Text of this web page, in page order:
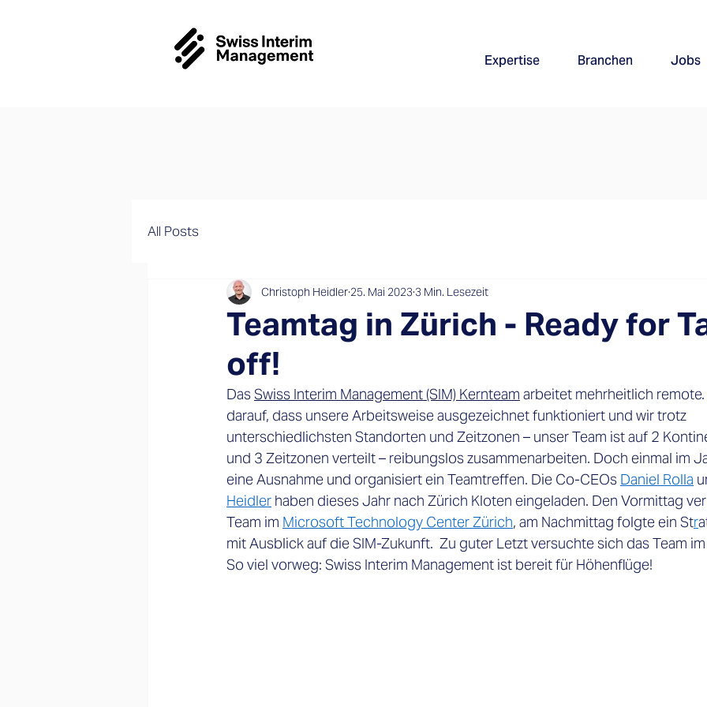
Expertise Branchen Jobs
All Posts
Teamtag in Zürich - Ready for
off!
Christoph Heidler 25. Mai 2023 3 Min. Lesezeit
Das Swiss Interim Management (SIM) Kernteam arbeitet mehrheitlich
darauf, dass unsere Arbeitsweise ausgezeichnet funktioniert und wir trotz
unterschiedlichsten Standorten und Zeitzonen – unser Team ist auf 2
und 3 Zeitzonen verteilt – reibungslos zusammenarbeiten. Doch einmal im
eine Ausnahme und organisiert ein Teamtreffen. Die Co-CEOs Daniel Rolla
Heidler haben dieses Jahr nach Zürich Kloten eingeladen. Den Vormittag
Team im Microsoft Technology Center Zürich, am Nachmittag folgte ein Str
mit Ausblick auf die SIM-Zukunft.  Zu guter Letzt versuchte sich das Team
So viel vorweg: Swiss Interim Management ist bereit für Höhenflüge!